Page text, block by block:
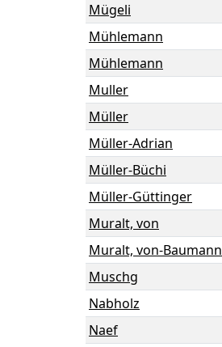
Mügeli
Mühlemann
Mühlemann
Muller
Müller
Müller-Adrian
Müller-Büchi
Müller-Güttinger
Muralt, von
Muralt, von-Baumann
Muschg
Nabholz
Naef